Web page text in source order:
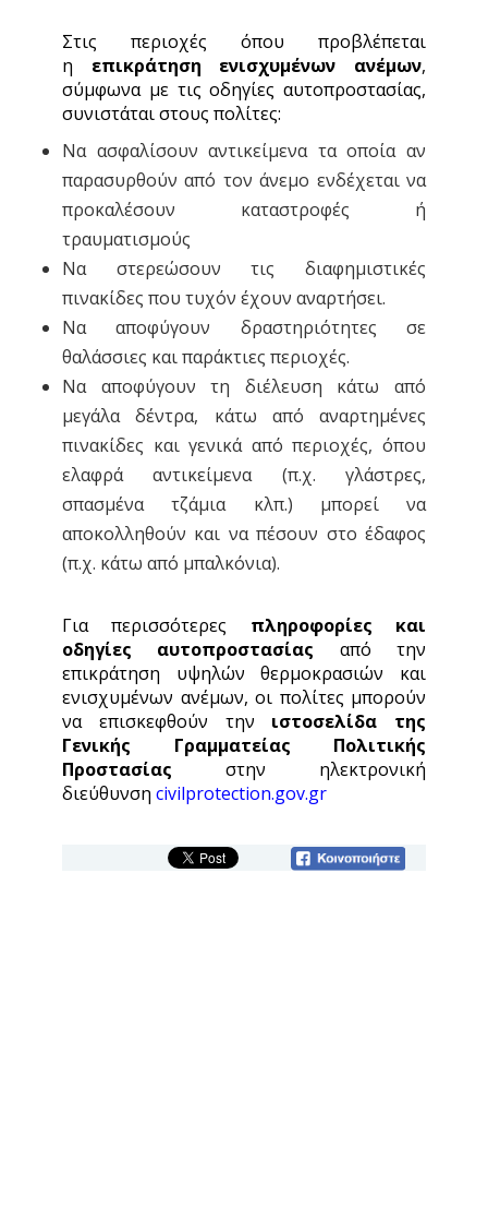
Στις περιοχές όπου προβλέπεται
η επικράτηση ενισχυμένων ανέμων,
σύμφωνα με τις οδηγίες αυτοπροστασίας,
συνιστάται στους πολίτες:
Να ασφαλίσουν αντικείμενα τα οποία αν
παρασυρθούν από τον άνεμο ενδέχεται να
προκαλέσουν καταστροφές ή
τραυματισμούς
Να στερεώσουν τις διαφημιστικές
πινακίδες που τυχόν έχουν αναρτήσει.
Να αποφύγουν δραστηριότητες σε
θαλάσσιες και παράκτιες περιοχές.
Να αποφύγουν τη διέλευση κάτω από
μεγάλα δέντρα, κάτω από αναρτημένες
πινακίδες και γενικά από περιοχές, όπου
ελαφρά αντικείμενα (π.χ. γλάστρες,
σπασμένα τζάμια κλπ.) μπορεί να
αποκολληθούν και να πέσουν στο έδαφος
(π.χ. κάτω από μπαλκόνια).
Για περισσότερες πληροφορίες και
οδηγίες αυτοπροστασίας από την
επικράτηση υψηλών θερμοκρασιών και
ενισχυμένων ανέμων, οι πολίτες μπορούν
να επισκεφθούν την ιστοσελίδα
της
Γενικής Γραμματείας Πολιτικής
Προστασίας στην ηλεκτρονική
διεύθυνση civilprotection.gov.gr